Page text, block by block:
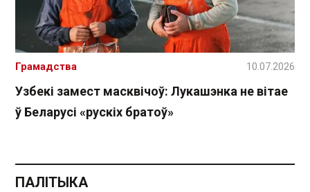
Узбекі замест масквічоў: Лукашэнка не вітае
ў Беларусі «рускіх братоў»
Грамадства 10.07.2026
ПАЛІТЫКА